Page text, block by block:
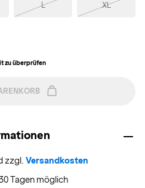
L XL
zu überprüfen
zzgl. Versandkosten
Tagen möglich